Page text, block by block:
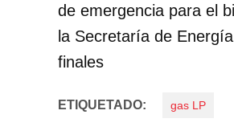
de emergencia para el
la Secretaría de
finales
ETIQUETADO: gas LP